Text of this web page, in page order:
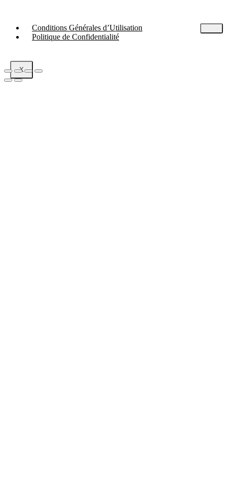
Conditions Générales d’Utilisation
Politique de Confidentialité
X